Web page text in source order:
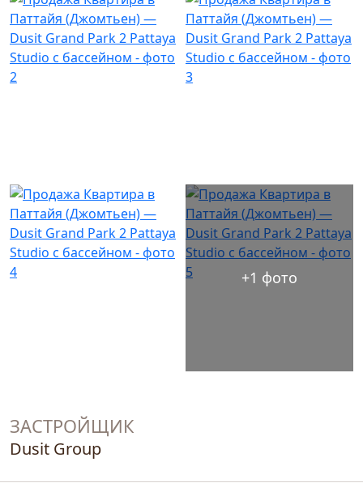
+1 фото
ЗАСТРОЙЩИК
Dusit Group